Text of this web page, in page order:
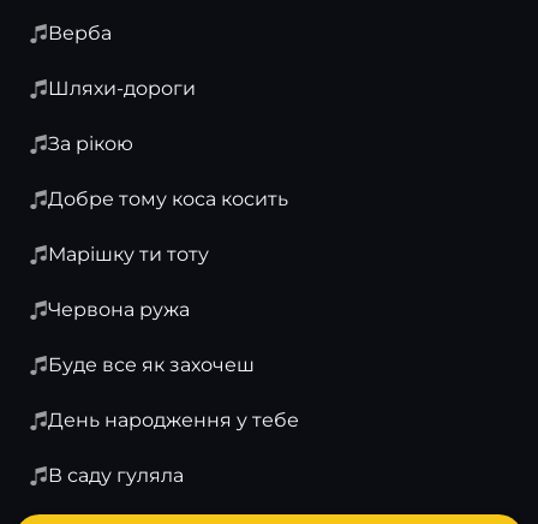
Верба
Шляхи-дороги
За рікою
Добре тому коса косить
Марішку ти тоту
Червона ружа
Буде все як захочеш
День народження у тебе
В саду гуляла